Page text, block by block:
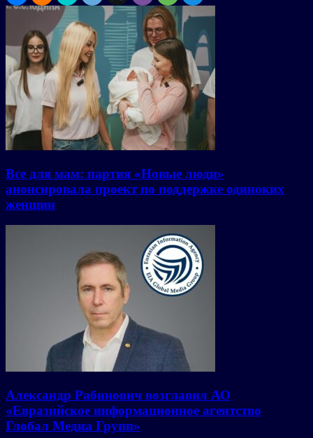
Все для мам: партия «Новые люди»
анонсировала проект по поддержке одиноких
женщин
Александр Рабинович возглавил АО
«Евразийское информационное агентство
Глобал Медиа Групп»